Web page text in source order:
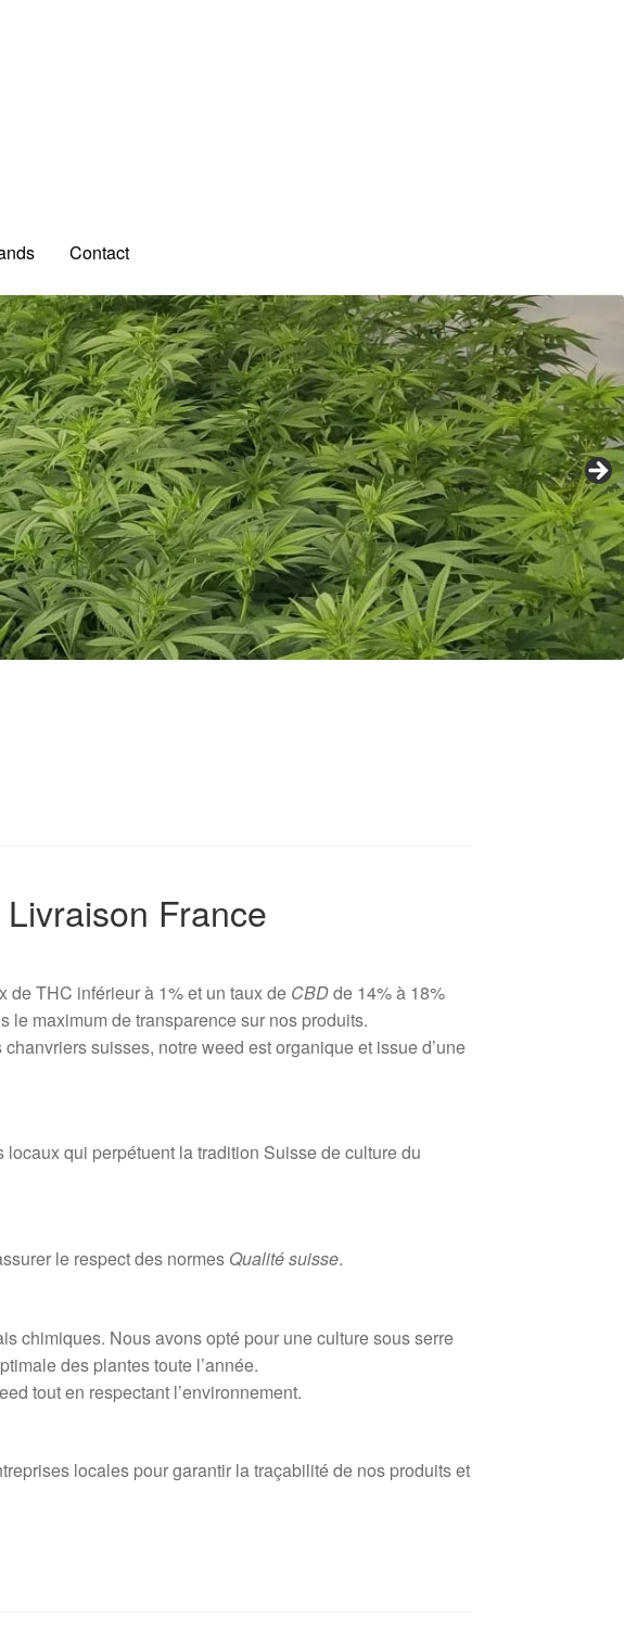
Contact
France
de THC inférieur à 1% et un taux de CBDde 14% à 18%
maximum de transparence sur nos produits.
suisses, notre weed est organique et issue d’une
qui perpétuent la tradition Suisse de culture du
le respect des normes Qualité suisse.
chimiques. Nous avons opté pour une culture sous serre
des plantes toute l’année.
tout en respectant l’environnement.
locales pour garantir la traçabilité de nos produits et